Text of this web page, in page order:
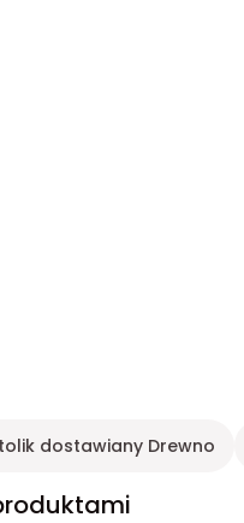
dostawiany Drewno